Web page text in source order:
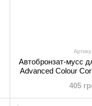
Автобронзат-мусс
Advanced Colour
405